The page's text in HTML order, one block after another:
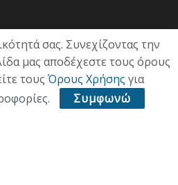
σας. Συνεχίζοντας την
μας αποδέχεστε τους όρους
τους Όρους Χρήσης για
Συμφωνώ